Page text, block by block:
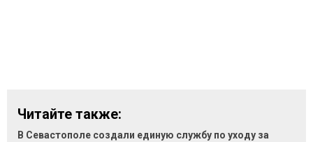
Читайте также:
В Севастополе создали единую службу по уходу за